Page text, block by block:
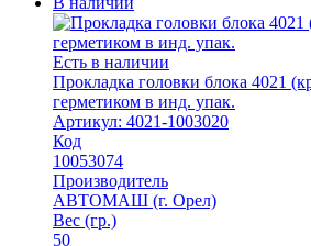
Есть в наличии
Прокладка головки блока 4021
герметиком в инд. упак.
Артикул: 4021-1003020
Код
10053074
Производитель
АВТОМАШ (г. Орел)
Вес (гр.)
50